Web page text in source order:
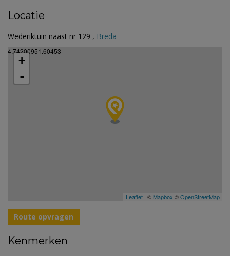
Locatie
Wederiktuin naast nr 129 , Breda
4.74200951.60453
+
-
Leaflet | © Mapbox ©OpenStreetMap
Route opvragen
Kenmerken